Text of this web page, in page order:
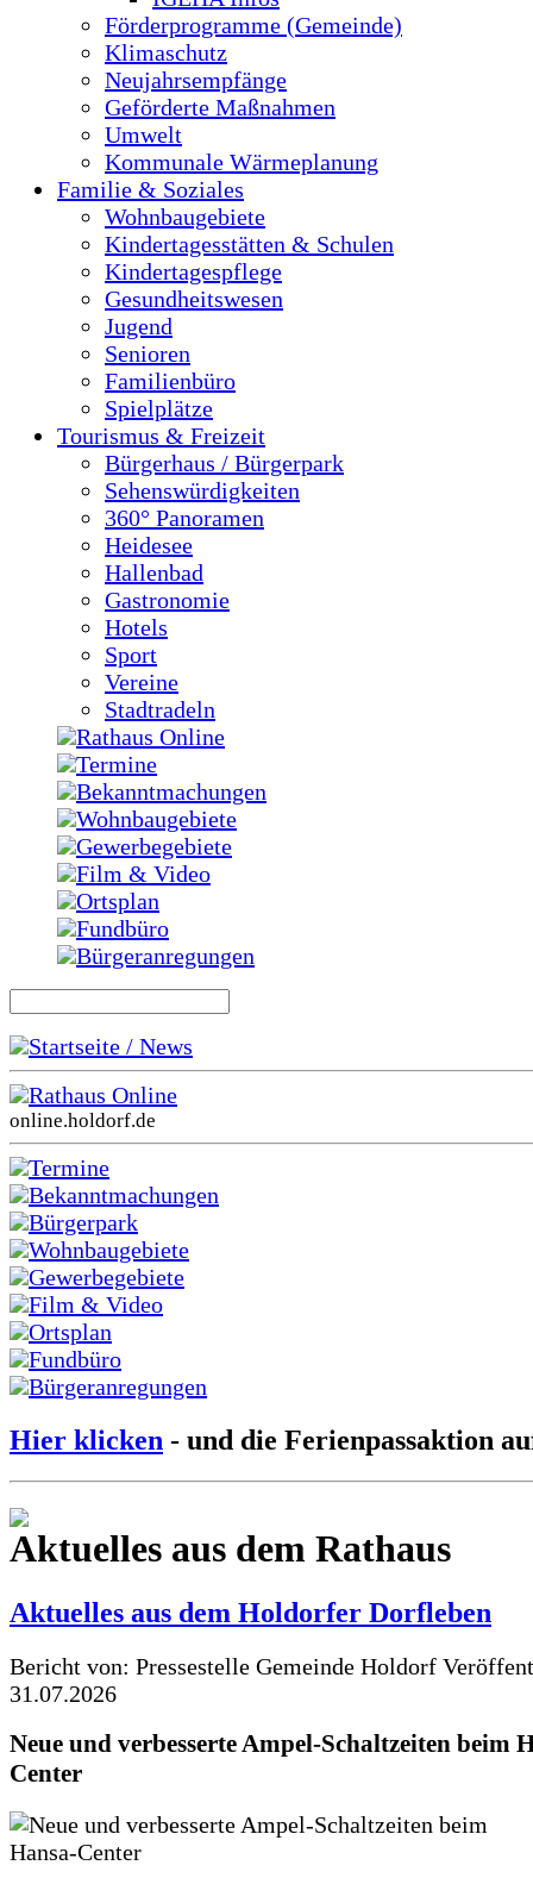
Förderprogramme (Gemeinde)
Klimaschutz
Neujahrsempfänge
Geförderte Maßnahmen
Umwelt
Kommunale Wärmeplanung
Familie & Soziales
Wohnbaugebiete
Kindertagesstätten & Schulen
Kindertagespflege
Gesundheitswesen
Jugend
Senioren
Familienbüro
Spielplätze
Tourismus & Freizeit
Bürgerhaus / Bürgerpark
Sehenswürdigkeiten
360° Panoramen
Heidesee
Hallenbad
Gastronomie
Hotels
Sport
Vereine
Stadtradeln
Rathaus Online
Termine
Bekanntmachungen
Wohnbaugebiete
Gewerbegebiete
Film & Video
Ortsplan
Fundbüro
Bürgeranregungen
Startseite / News
Rathaus Online
online.holdorf.de
Termine
Bekanntmachungen
Bürgerpark
Wohnbaugebiete
Gewerbegebiete
Film & Video
Ortsplan
Fundbüro
Bürgeranregungen
Hier klicken - und die Ferienpassaktion
Aktuelles aus dem Rathaus
Aktuelles aus dem Holdorfer Dorfleben
Bericht von: Pressestelle Gemeinde Holdorf
31.07.2026
Neue und verbesserte Ampel-Schaltzeiten beim
Center